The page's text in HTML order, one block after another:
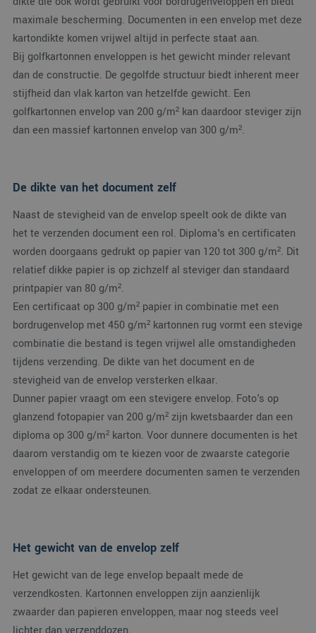
maximale bescherming. Documenten in een envelop met deze
kartondikte komen vrijwel altijd in perfecte staat aan.
Bij golfkartonnen enveloppen is het gewicht minder relevant
dan de constructie. De gegolfde structuur biedt inherent meer
stijfheid dan vlak karton van hetzelfde gewicht. Een
golfkartonnen envelop van 200 g/m² kan daardoor steviger zijn
dan een massief kartonnen envelop van 300 g/m².
De dikte van het document zelf
Naast de stevigheid van de envelop speelt ook de dikte van
het te verzenden document een rol. Diploma's en certificaten
worden doorgaans gedrukt op papier van 120 tot 300 g/m². Dit
relatief dikke papier is op zichzelf al steviger dan standaard
printpapier van 80 g/m².
Een certificaat op 300 g/m² papier in combinatie met een
bordrugenvelop met 450 g/m² kartonnen rug vormt een stevige
combinatie die bestand is tegen vrijwel alle omstandigheden
tijdens verzending. De dikte van het document en de
stevigheid van de envelop versterken elkaar.
Dunner papier vraagt om een stevigere envelop. Foto's op
glanzend fotopapier van 200 g/m² zijn kwetsbaarder dan een
diploma op 300 g/m² karton. Voor dunnere documenten is het
daarom verstandig om te kiezen voor de zwaarste categorie
enveloppen of om meerdere documenten samen te verzenden
zodat ze elkaar ondersteunen.
Het gewicht van de envelop zelf
Het gewicht van de lege envelop bepaalt mede de
verzendkosten. Kartonnen enveloppen zijn aanzienlijk
zwaarder dan papieren enveloppen, maar nog steeds veel